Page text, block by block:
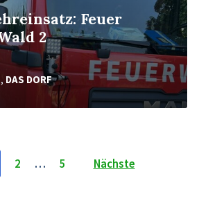
Feuer
2
, DAS DORF
2 … 5 Nächste